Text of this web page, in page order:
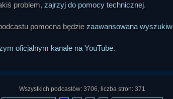
problem, zajrzyj do pomocy technicznej.
pomocna będzie zaawansowana
oficjalnym kanale na YouTube.
Wszystkich podcastów: 3706, liczba stron: 371